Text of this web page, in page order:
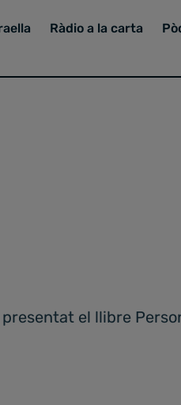
Ràdio a la carta
el llibre